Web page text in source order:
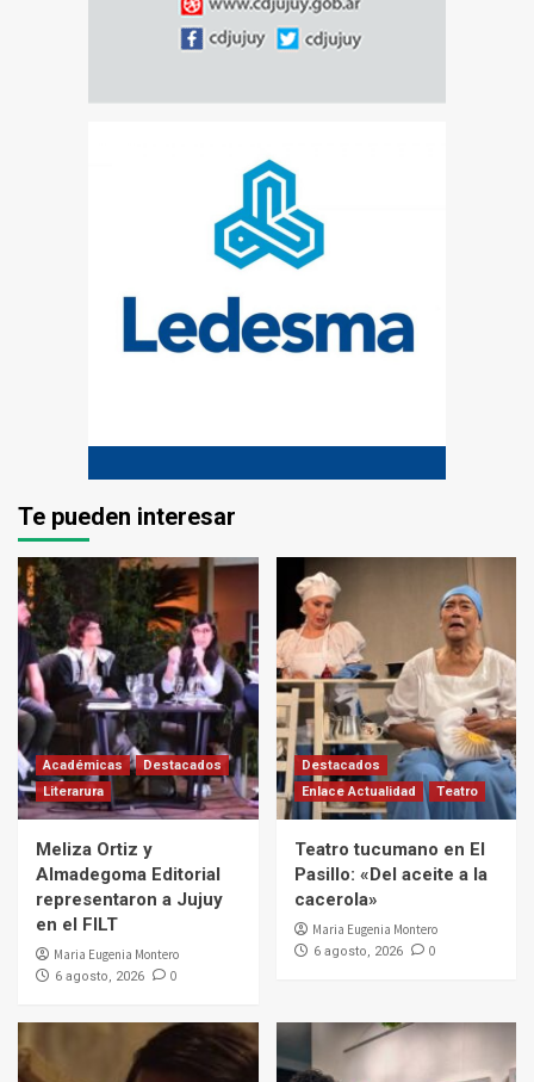
Te pueden interesar
Académicas
Destacados
Literarura
Meliza Ortiz y
Almadegoma Editorial
representaron a Jujuy
en el FILT
Maria Eugenia Montero
6 agosto, 2026 0
Destacados
Enlace Actualidad
Teatro
Teatro tucumano en El
Pasillo: «Del aceite a la
cacerola»
Maria Eugenia Montero
6 agosto, 2026 0